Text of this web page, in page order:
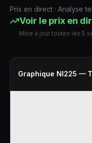
Prix en direct · Analyse
Voir le prix en
Mise à jour toutes les 5
Graphique NI225 —